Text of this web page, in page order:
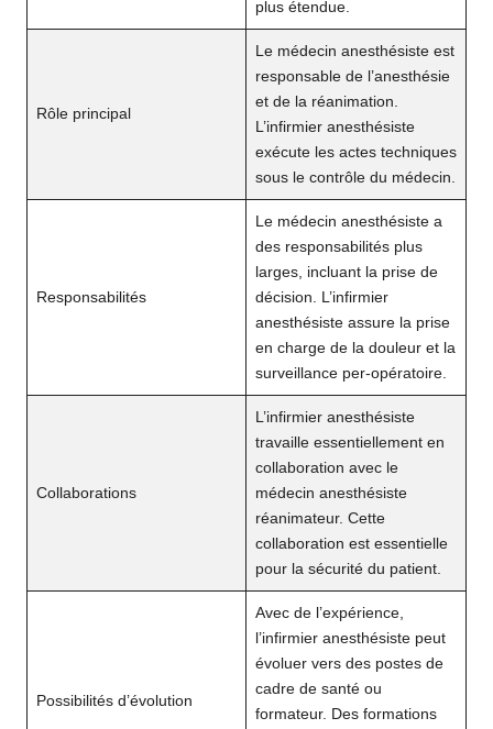
plus étendue.
Rôle principal
Le médecin anesthésiste est
responsable de l’anesthésie
et de la réanimation.
L’infirmier anesthésiste
exécute les actes techniques
sous le contrôle du médecin.
Responsabilités
Le médecin anesthésiste a
des responsabilités plus
larges, incluant la prise de
décision. L’infirmier
anesthésiste assure la prise
en charge de la douleur et la
surveillance per-opératoire.
Collaborations
L’infirmier anesthésiste
travaille essentiellement en
collaboration avec le
médecin anesthésiste
réanimateur. Cette
collaboration est essentielle
pour la sécurité du patient.
Possibilités d’évolution
Avec de l’expérience,
l’infirmier anesthésiste peut
évoluer vers des postes de
cadre de santé ou
formateur. Des formations